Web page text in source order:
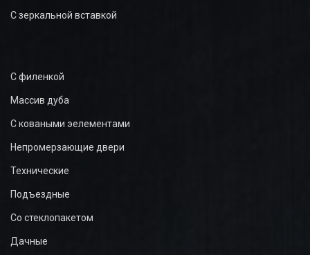
С зеркальной вставкой
С филенкой
Массив дуба
С коваными эелементами
Непромерзающие двери
Технические
Подъездные
Со стеклопакетом
Дачные